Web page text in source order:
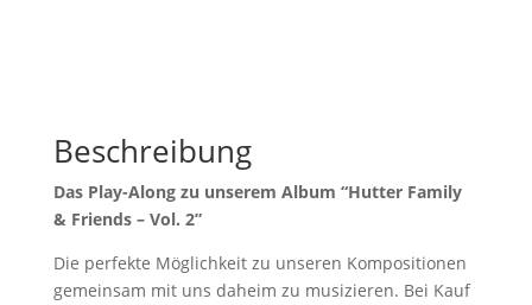
Beschreibung
Das Play-Along zu unserem Album “Hutter Family
& Friends – Vol. 2”
Die perfekte Möglichkeit zu unseren Kompositionen
gemeinsam mit uns daheim zu musizieren. Bei Kauf